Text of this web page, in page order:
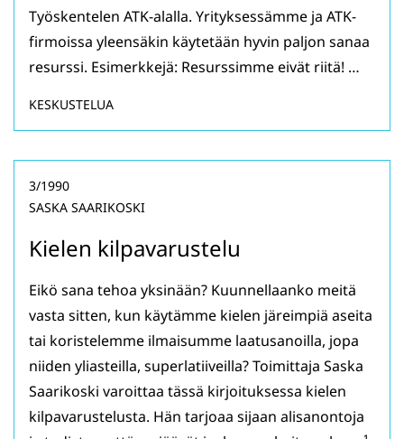
Työskentelen ATK-alalla. Yrityksessämme ja ATK-
firmoissa yleensäkin käytetään hyvin paljon sanaa
resurssi. Esimerkkejä: Resurssimme eivät riitä! …
KESKUSTELUA
Kielen kilpavarustelu
3/1990
SASKA SAARIKOSKI
Eikö sana tehoa yksinään? Kuunnellaanko meitä
vasta sitten, kun käytämme kielen järeimpiä aseita
tai koristelemme ilmaisumme laatusanoilla, jopa
niiden yliasteilla, superlatiiveilla? Toimittaja Saska
Saarikoski varoittaa tässä kirjoituksessa kielen
kilpavarustelusta. Hän tarjoaa sijaan alisanontoja